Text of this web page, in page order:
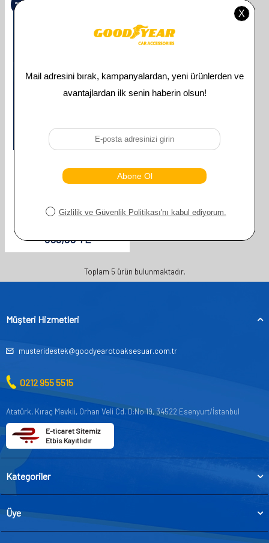
%50
GOODYEAR BMW 2 SERISI
TAKIMI 2014-2022 MPV
(650MM+480MM)
305,00TL
Toplam 5 ürün bulunmaktadır.
Müşteri Hizmetleri
musteridestek@goodyearotoaksesuar.com.tr
0212 955 5515
Atatürk, Kıraç Mevkii, Orhan Veli Cd. D:No:19, 34522 Esenyurt/İstanbul
E-ticaret Sitemiz
Etbis Kayıtlıdır
Kategoriler
Üye